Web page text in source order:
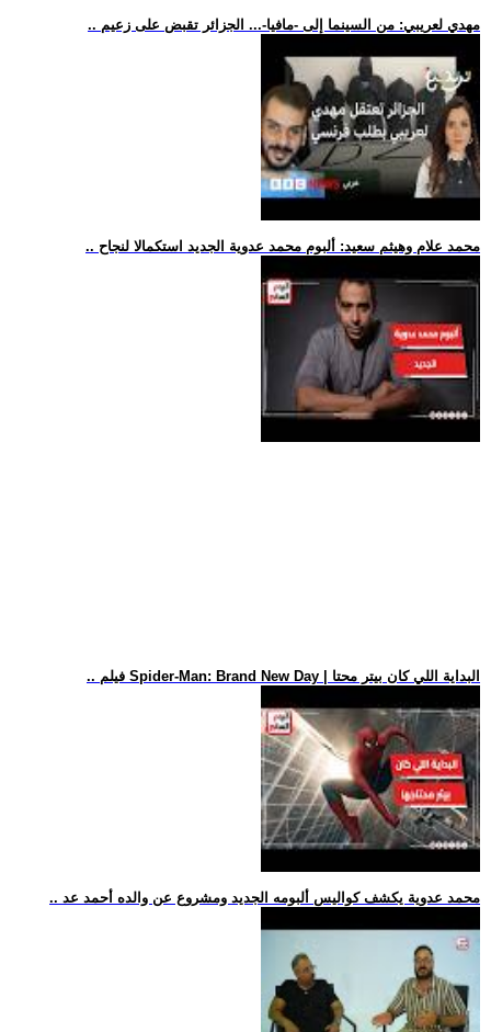
.. مهدي لعريبي: من السينما إلى -مافيا-... الجزائر تقبض على زعيم
.. محمد علام وهيثم سعيد: ألبوم محمد عدوية الجديد استكمالا لنجاح
.. فيلم Spider-Man: Brand New Day | البداية اللي كان بيتر محتا
.. محمد عدوية يكشف كواليس ألبومه الجديد ومشروع عن والده أحمد عد